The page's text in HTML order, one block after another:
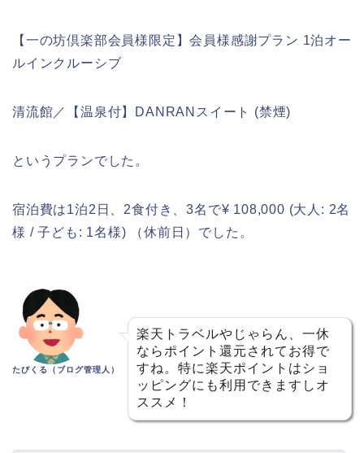
【一の坊倶楽部会員様限定】会員様感謝プラン 1泊オー
ルインクルーシブ
清流館／【温泉付】DANRANスイート (禁煙)
というプランでした。
宿泊費は1泊2日、2食付き、3名で¥ 108,000 (大人: 2名
様 / 子ども: 1名様) （休前日）でした。
たびくる（ブログ管理人）
楽天トラベルやじゃらん、一休
ならポイント還元されてお得で
すね。特に楽天ポイントはショ
ッピングにも利用できますしオ
ススメ！